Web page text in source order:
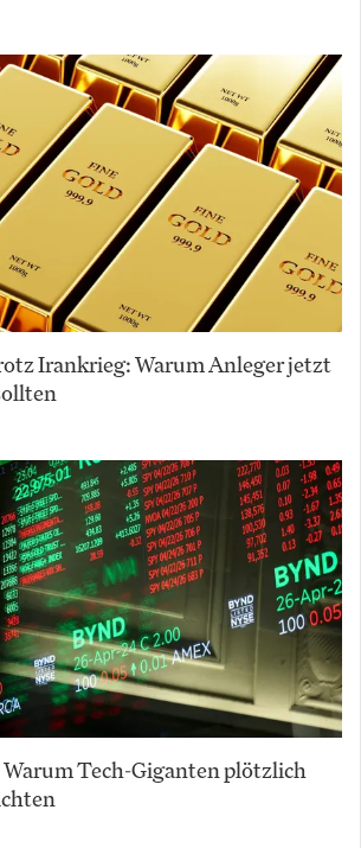
Irankrieg: Warum Anleger jetzt
Tech-Giganten plötzlich